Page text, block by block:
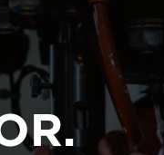
PEMSERTER
pneumatisches
PEMSERTER ®
to send Haeger a